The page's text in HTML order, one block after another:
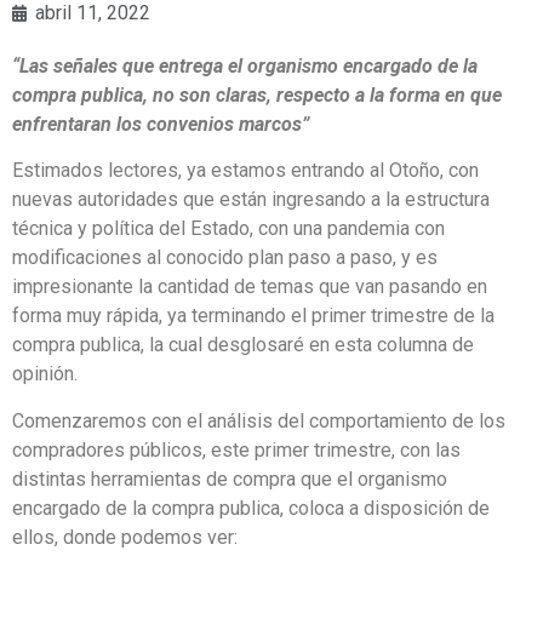
abril 11, 2022
“Las señales que entrega el organismo encargado de la
compra publica, no son claras, respecto a la forma en que
enfrentaran los convenios marcos”
Estimados lectores, ya estamos entrando al Otoño, con
nuevas autoridades que están ingresando a la estructura
técnica y política del Estado, con una pandemia con
modificaciones al conocido plan paso a paso, y es
impresionante la cantidad de temas que van pasando en
forma muy rápida, ya terminando el primer trimestre de la
compra publica, la cual desglosaré en esta columna de
opinión.
Comenzaremos con el análisis del comportamiento de los
compradores públicos, este primer trimestre, con las
distintas herramientas de compra que el organismo
encargado de la compra publica, coloca a disposición de
ellos, donde podemos ver: